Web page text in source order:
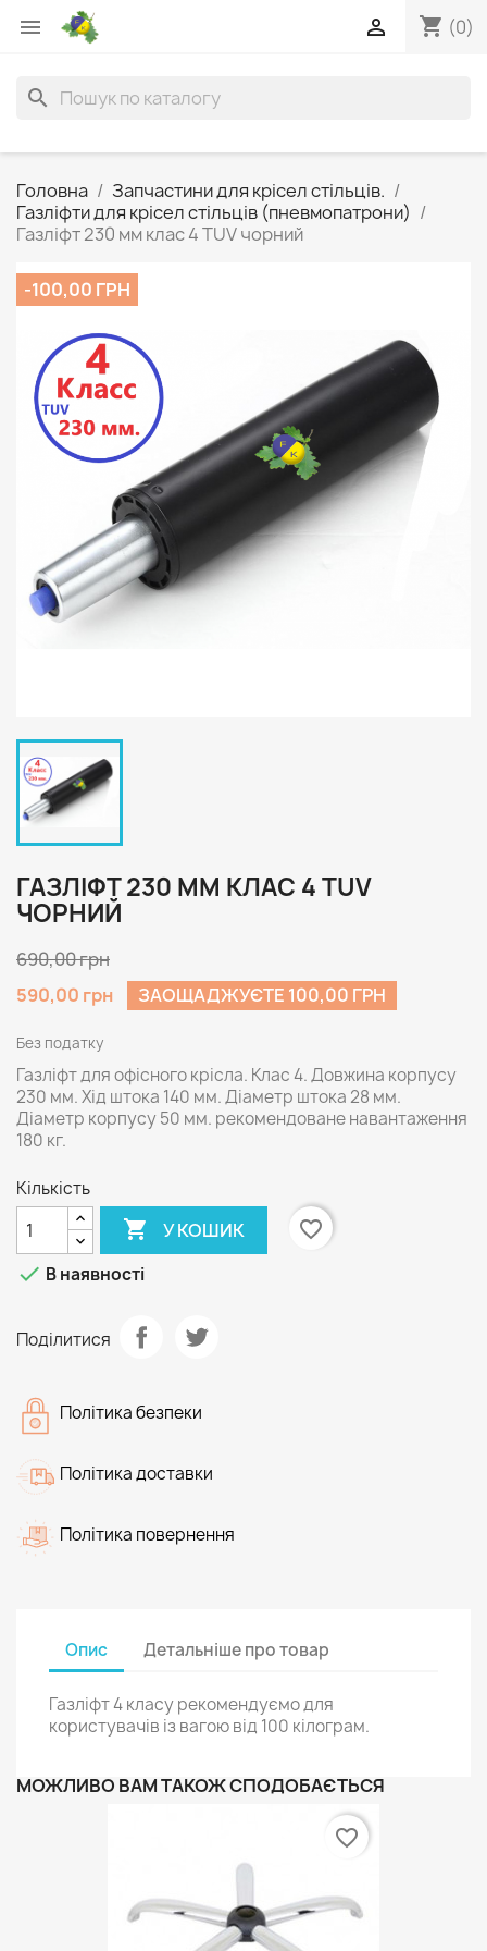
 shopping_cart (0)

search
Головна
Запчастини для крісел стільців.
Газліфти для крісел стільців (пневмопатрони)
Газліфт 230 мм клас 4 TUV чорний
-100,00 ГРН
ГАЗЛІФТ 230 ММ КЛАС 4 TUV
ЧОРНИЙ
690,00 грн
590,00 грн
ЗАОЩАДЖУЄТЕ 100,00 ГРН
Без податку
Газліфт для офісного крісла. Клас 4. Довжина корпусу
230 мм. Хід штока 140 мм. Діаметр штока 28 мм.
Діаметр корпусу 50 мм. рекомендоване навантаження
180 кг.
Кількість
 У КОШИК
favorite_border
 В наявності
Поділитися
Політика безпеки
Політика доставки
Політика повернення
Опис Детальніше про товар
Газліфт 4 класу рекомендуємо для
користувачів із вагою від 100 кілограм.
МОЖЛИВО ВАМ ТАКОЖ СПОДОБАЄТЬСЯ
favorite_border